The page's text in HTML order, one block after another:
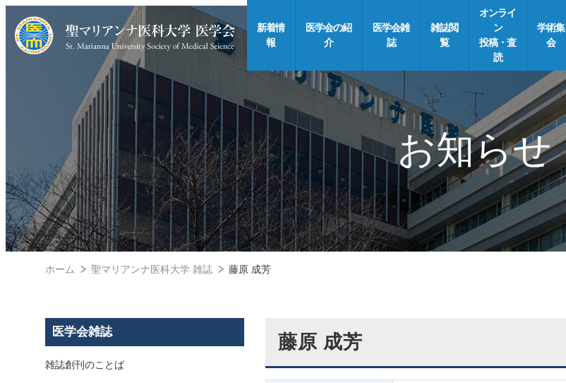
新着情
報
医学会の紹
介
医学会雑
誌
雑誌閲
覧
オンライ
ン
投稿・査
読
学術集
会
お知らせ
ホーム 聖マリアンナ医科大学 雑誌 藤原 成芳
藤原 成芳
医学会雑誌
雑誌創刊のことば